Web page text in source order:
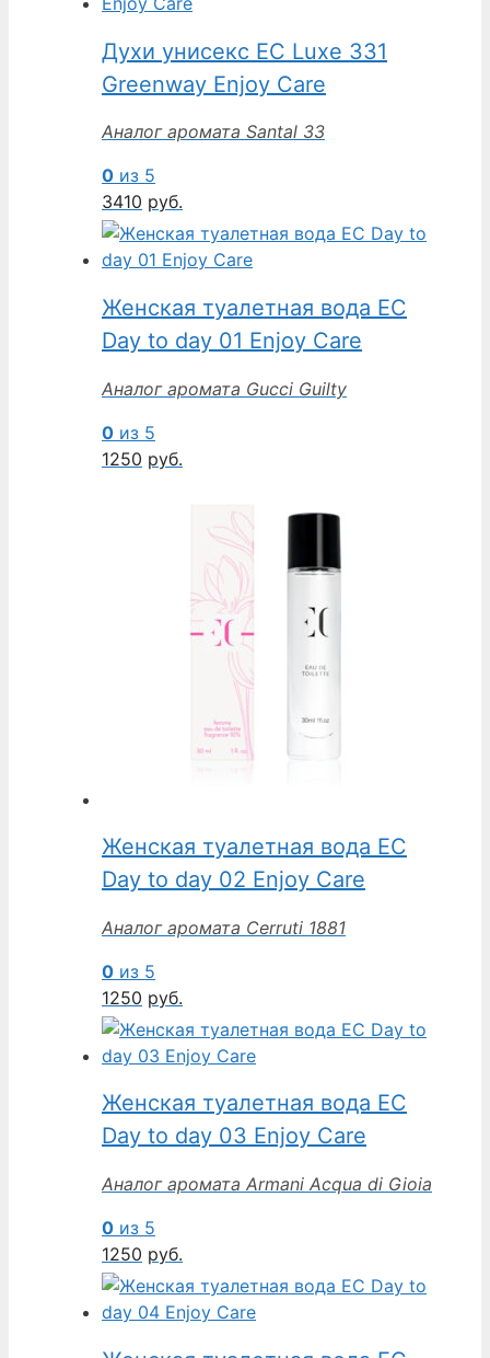
Духи унисекс EC Luxe 331
Greenway Enjoy Care
Аналог аромата Santal 33
0 из 5
3410 руб.
Женская туалетная вода EC
Day to day 01 Enjoy Care
Аналог аромата Gucci Guilty
0 из 5
1250 руб.
Женская туалетная вода EC
Day to day 02 Enjoy Care
Аналог аромата Cerruti 1881
0 из 5
1250 руб.
Женская туалетная вода EC
Day to day 03 Enjoy Care
Аналог аромата Armani Acqua di Gioia
0 из 5
1250 руб.